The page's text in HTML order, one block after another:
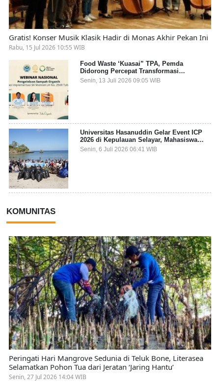
Gratis! Konser Musik Klasik Hadir di Monas Akhir Pekan Ini
Rabu, 15 Jul 2026 10:55 WIB
Food Waste ‘Kuasai” TPA, Pemda
Didorong Percepat Transformasi
Pengelolaan Sampah Organik dari Sumber
Senin, 13 Juli 2026 09:05 WIB
Universitas Hasanuddin Gelar Event ICP
2026 di Kepulauan Selayar, Mahasiswa
dari 27 Negara Jadi Partisipan
Senin, 6 Juli 2026 06:41 WIB
KOMUNITAS
Peringati Hari Mangrove Sedunia di Teluk Bone, Literasea
Selamatkan Pohon Tua dari Jeratan ‘Jaring Hantu’
Senin, 27 Jul 2026 14:04 WIB